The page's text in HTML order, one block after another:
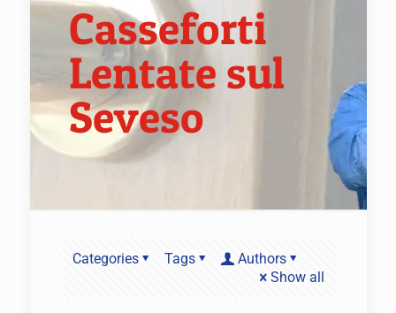
Casseforti
Lentate sul
Seveso
Categories Tags
Authors
Show all